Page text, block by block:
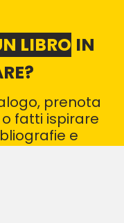
LIBRO IN
prenota
fatti ispirare
e